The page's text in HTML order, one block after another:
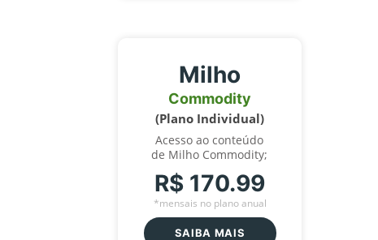
Milho
Commodity
(Plano Individual)
Acesso ao conteúdo
de Milho Commodity;
R$ 170.99
*mensais no plano anual
SAIBA MAIS